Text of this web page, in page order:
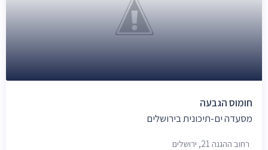
חומוס הגבעה
מסעדה ים-תיכונית בירושלים
רחוב ההגנה 21, ירושלים